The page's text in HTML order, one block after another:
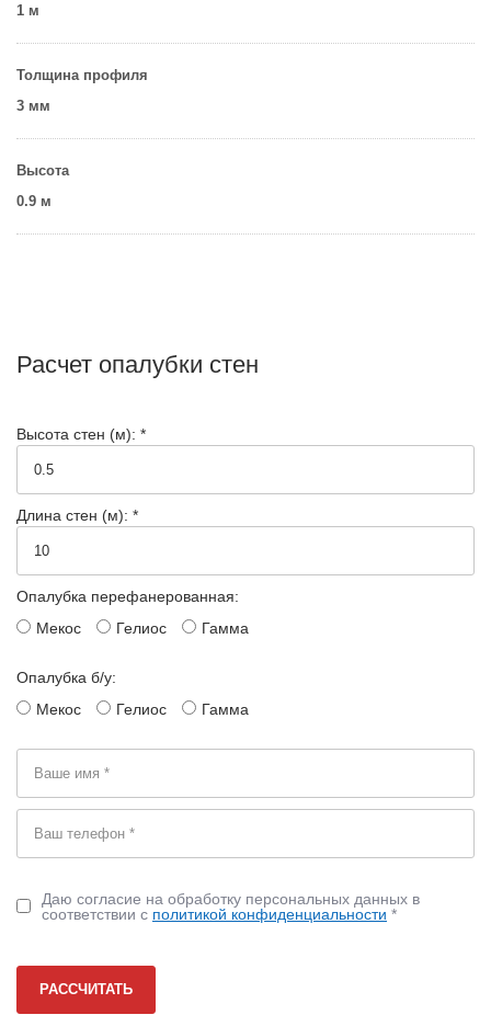
1 м
Толщина профиля
3 мм
Высота
0.9 м
Расчет опалубки стен
Высота стен (м): *
Длина стен (м): *
Опалубка перефанерованная:
Мекос
Гелиос Гамма
Опалубка б/у:
Мекос
Гелиос Гамма
Даю согласие на обработку персональных данных в
соответствии с политикой конфиденциальности *
РАССЧИТАТЬ